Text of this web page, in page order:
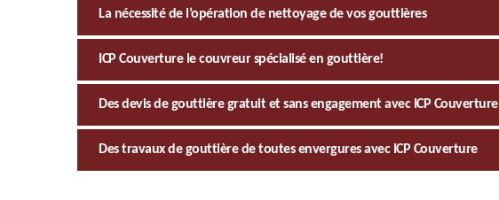
La nécessité de l’opération de nettoyage de vos gouttières
ICP Couverture le couvreur spécialisé en gouttière!
Des devis de gouttière gratuit et sans engagement avec ICP Couverture
Des travaux de gouttière de toutes envergures avec ICP Couverture